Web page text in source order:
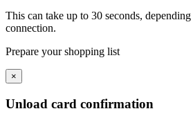
This can take up to 30 seconds,
connection.
Prepare your shopping list
×
Unload card confirmation